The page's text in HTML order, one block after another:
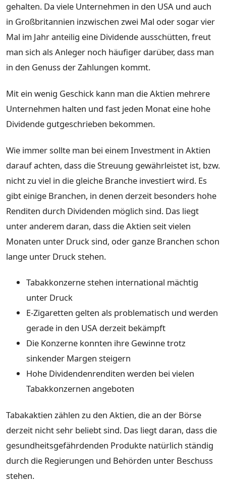
gehalten. Da viele Unternehmen in den USA und auch
in Großbritannien inzwischen zwei Mal oder sogar vier
Mal im Jahr anteilig eine Dividende ausschütten, freut
man sich als Anleger noch häufiger darüber, dass man
in den Genuss der Zahlungen kommt.
Mit ein wenig Geschick kann man die Aktien mehrere
Unternehmen halten und fast jeden Monat eine hohe
Dividende gutgeschrieben bekommen.
Wie immer sollte man bei einem Investment in Aktien
darauf achten, dass die Streuung gewährleistet ist, bzw.
nicht zu viel in die gleiche Branche investiert wird. Es
gibt einige Branchen, in denen derzeit besonders hohe
Renditen durch Dividenden möglich sind. Das liegt
unter anderem daran, dass die Aktien seit vielen
Monaten unter Druck sind, oder ganze Branchen schon
lange unter Druck stehen.
Tabakkonzerne stehen international mächtig
unter Druck
E-Zigaretten gelten als problematisch und werden
gerade in den USA derzeit bekämpft
Die Konzerne konnten ihre Gewinne trotz
sinkender Margen steigern
Hohe Dividendenrenditen werden bei vielen
Tabakkonzernen angeboten
Tabakaktien zählen zu den Aktien, die an der Börse
derzeit nicht sehr beliebt sind. Das liegt daran, dass die
gesundheitsgefährdenden Produkte natürlich ständig
durch die Regierungen und Behörden unter Beschuss
stehen.